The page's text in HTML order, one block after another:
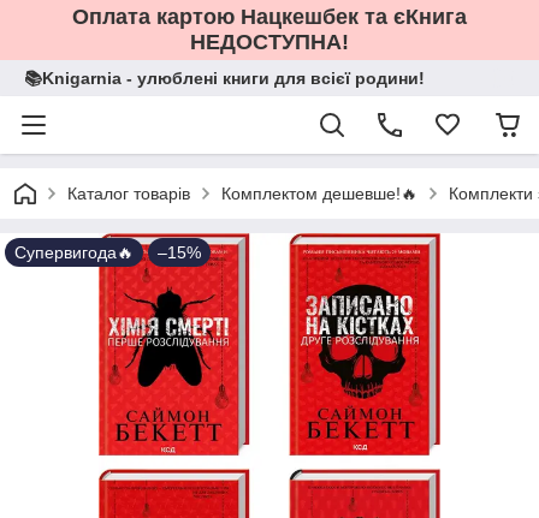
Оплата картою Нацкешбек та єКнига
НЕДОСТУПНА!
📚Knigarnia - улюблені книги для всієї родини!
Каталог товарів Комплектом дешевше!🔥 Комплекти
Супервигода🔥 –15%